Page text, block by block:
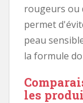
rougeurs ou
permet
peau
la formule
les